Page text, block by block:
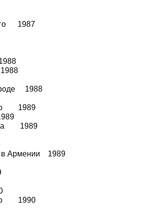
1987
1988
1989
1989
в Армении 1989
1990